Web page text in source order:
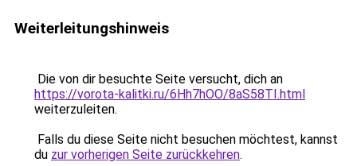
Weiterleitungshinweis
Die von dir besuchte Seite versucht, dich an
https://vorota-kalitki.ru/6Hh7hOO/8aS58TI.html
weiterzuleiten.
Falls du diese Seite nicht besuchen möchtest, kannst
du zur vorherigen Seite zurückkehren.